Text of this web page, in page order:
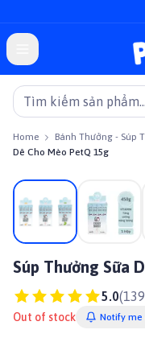
Home Bánh Thưởng - Súp
Dê Cho Mèo PetQ 15g
On sale
Súp Thưởng Sữa
5.0(139
Out of stock Notify me